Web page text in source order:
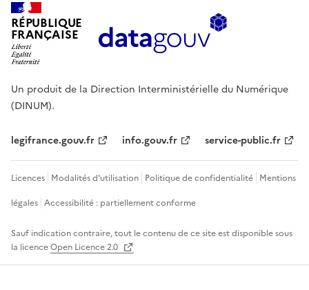
RÉPUBLIQUE
FRANÇAISE
Un produit de la Direction Interministérielle du Numérique
(DINUM).
legifrance.gouv.fr info.gouv.fr service-public.fr
Licences Modalités d'utilisation Politique de confidentialité Mentions
légales Accessibilité : partiellement conforme
Sauf indication contraire, tout le contenu de ce site est disponible sous
la licenceOpen Licence 2.0